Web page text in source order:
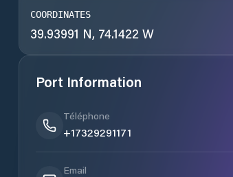
COORDINATES
39.93991 N, 74.1422 W
Port Information
Téléphone
+17329291171
Email